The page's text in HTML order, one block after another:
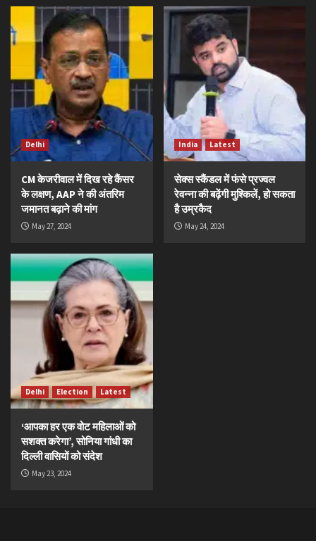
Delhi
CM केजरीवाल में दिख रहे कैंसर
के लक्षण, AAP ने की अंतरिम
जमानत बढ़ाने की मांग
May 27, 2024
India Latest
सेक्स स्कैंडल में फंसे प्रज्वल
रेवन्ना की बढ़ेंगी मुश्किलें, हो सकता
है उम्रकैद
May 24, 2024
Delhi Election Latest
‘आपका हर एक वोट महिलाओं को
सशक्त करेगा’, सोनिया गांधी का
दिल्ली वासियों को संदेश
May 23, 2024